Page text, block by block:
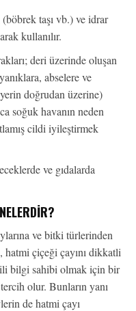
taşı vb.) ve idrar
kullanılır.
deri üzerinde oluşan
abselere ve
doğrudan üzerine)
soğuk havanın neden
cildi iyileştirmek
ve gıdalarda
ve bitki türlerinden
çiçeği çayını dikkatli
bilgi sahibi olmak için bir
olur. Bunların yanı
de hatmi çayı